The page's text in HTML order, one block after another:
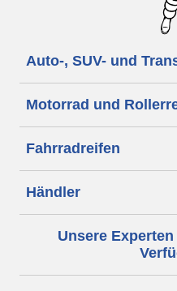
Auto-, SUV- und
Motorrad und
Fahrradreifen
Händler
Unsere